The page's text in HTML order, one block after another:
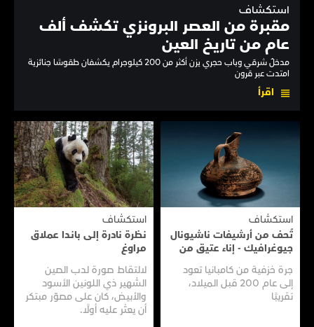
استكشاف
مقبرة من العصر البرونزي تكشف ألف
عام من تاريخ العين
مدخلٌ شرقي وباب حجري يزن أكثر من 200 كيلوجرام يكشفان طقوسًا جنائزية
امتدت عبر قرون
اقرأ
استكشاف
تُحف من أرشيفات ناشيونال
جيوغرافيك - إناء عتيق من
سفينـة عتيقـة
جرة خزفية من كامبانيا تعود
إلى عام 200 قبل الميلاد،
تقريبًا
استكشاف
نظرة نادرة إلى بانـدا عملاق
مراوغ
لالتقاط صورة لدب الصين
الشهير ذي اللونين الأسود
والأبيض، كان على مصوّر مبتكر
أن يعثر عليه أولًا.